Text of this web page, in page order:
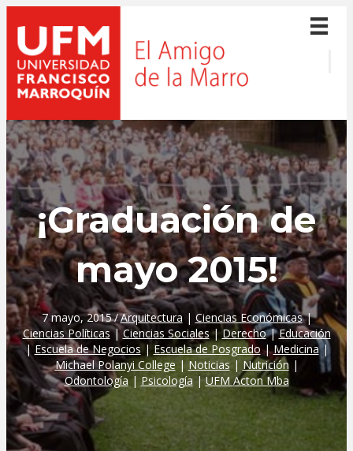
¡Graduación de
mayo 2015!
7 mayo, 2015/Arquitectura | Ciencias Económicas|
Ciencias Políticas|Ciencias Sociales|Derecho|Educación
|Escuela de Negocios | Escuela de Posgrado|Medicina|
Michael Polanyi College | Noticias | Nutrición|
Odontología | Psicología |UFM Acton Mba